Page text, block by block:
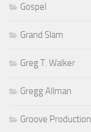
Gospel
Grand Slam
Greg T. Walker
Gregg Allman
Groove Production